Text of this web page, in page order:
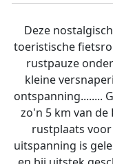
Deze
toeristische
rustpauze
kleine
ontspanning........
zo'n 5 km van de
rustplaats
uitspanning is